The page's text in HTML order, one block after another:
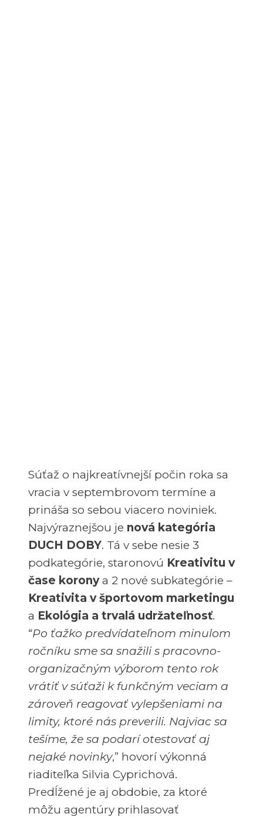
Súťaž o najkreatívnejší počin roka sa
vracia v septembrovom termíne a
prináša so sebou viacero noviniek.
Najvýraznejšou je nová kategória
DUCH DOBY. Tá v sebe nesie 3
podkategórie, staronovú Kreativitu v
čase koronya 2 nové subkategórie –
Kreativita v športovom marketingu
a Ekológia a trvalá udržateľnosť.
“Po ťažko predvídateľnom minulom
ročníku sme sa snažili s pracovno-
organizačným výborom tento rok
vrátiť v súťaži k funkčným veciam a
zároveň reagovať vylepšeniami na
limity, ktoré nás preverili. Najviac sa
tešíme, že sa podarí otestovať aj
nejaké novinky,” hovorí výkonná
riaditeľka Silvia Cyprichová.
Predĺžené je aj obdobie, za ktoré
môžu agentúry prihlasovať